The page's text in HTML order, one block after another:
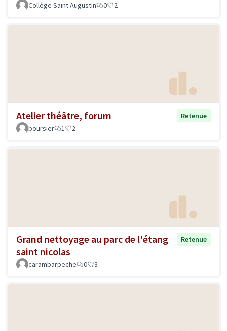
Collège Saint Augustin 0 2
Atelier théâtre, forum
Retenue
boursier
1 2
Grand nettoyage au parc de l'étang
saint nicolas
Retenue
carambarpeche 0 3